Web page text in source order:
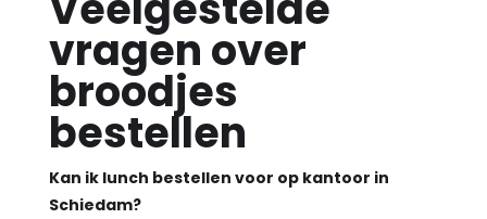
vragen over
broodjes
bestellen
Kan ik lunch bestellen voor op kantoor in
Schiedam?